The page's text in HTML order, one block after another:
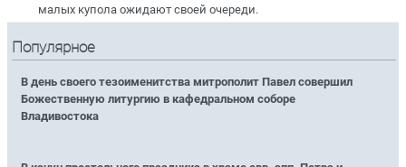
малых купола ожидают своей очереди.
Популярное
В день своего тезоименитства митрополит Павел совершил
Божественную литургию в кафедральном соборе
Владивостока